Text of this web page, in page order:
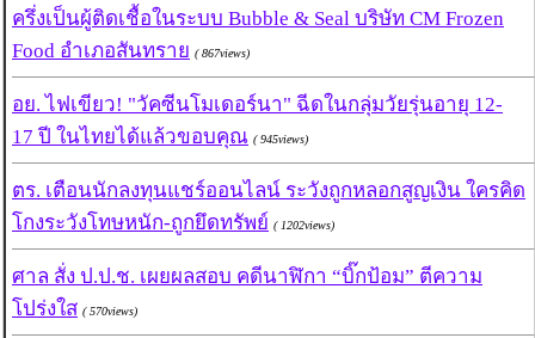
ครึ่งเป็นผู้ติดเชื้อในระบบ Bubble & Seal บริษัท CM Frozen
Food อำเภอสันทราย ( 867views)
อย. ไฟเขียว! "วัคซีนโมเดอร์นา" ฉีดในกลุ่มวัยรุ่นอายุ 12-
17 ปี ในไทยได้แล้วขอบคุณ ( 945views)
ตร. เตือนนักลงทุนแชร์ออนไลน์ ระวังถูกหลอกสูญเงิน ใครคิด
โกงระวังโทษหนัก-ถูกยึดทรัพย์ ( 1202views)
ศาล สั่ง ป.ป.ช. เผยผลสอบ คดีนาฬิกา “บิ๊กป้อม” ตีความ
โปร่งใส ( 570views)